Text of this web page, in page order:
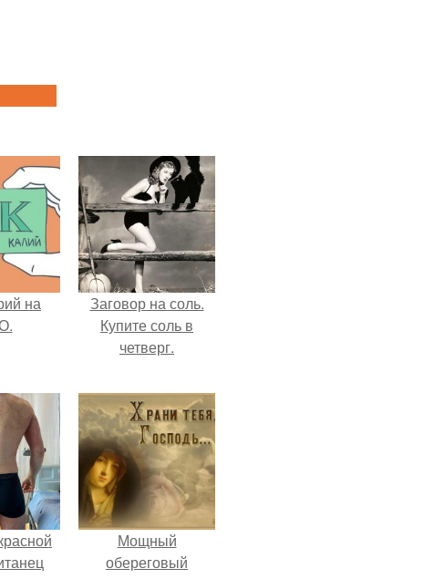
на
Заговор на соль.
Купите соль в
четверг.
Мощный
обереговый